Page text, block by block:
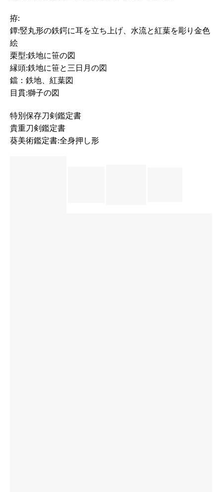
拵:
鐔:竪丸形の鉄鍔に耳を立ち上げ、水流と紅葉を彫り金色
絵
栗型:鉄地に笹の図
縁頭:鉄地に笹と三日月の図
鐺：鉄地、紅葉図
目貫:獅子の図
特別保存刀剣鑑定書
貴重刀剣鑑定書
葵美術鑑定書:全身押し形